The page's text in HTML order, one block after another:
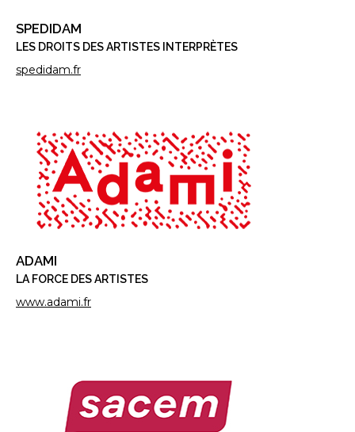
SPEDIDAM
LES DROITS DES ARTISTES INTERPRÈTES
spedidam.fr
ADAMI
LA FORCE DES ARTISTES
www.adami.fr